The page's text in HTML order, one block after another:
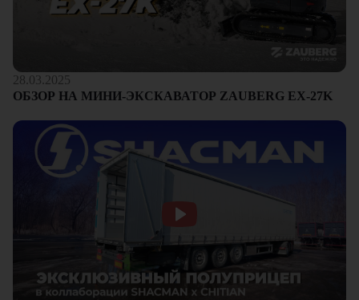
28.03.2025
ОБЗОР НА МИНИ-ЭКСКАВАТОР ZAUBERG EX-27K